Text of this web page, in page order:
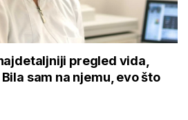
pregled vida,
sam na njemu, evo što